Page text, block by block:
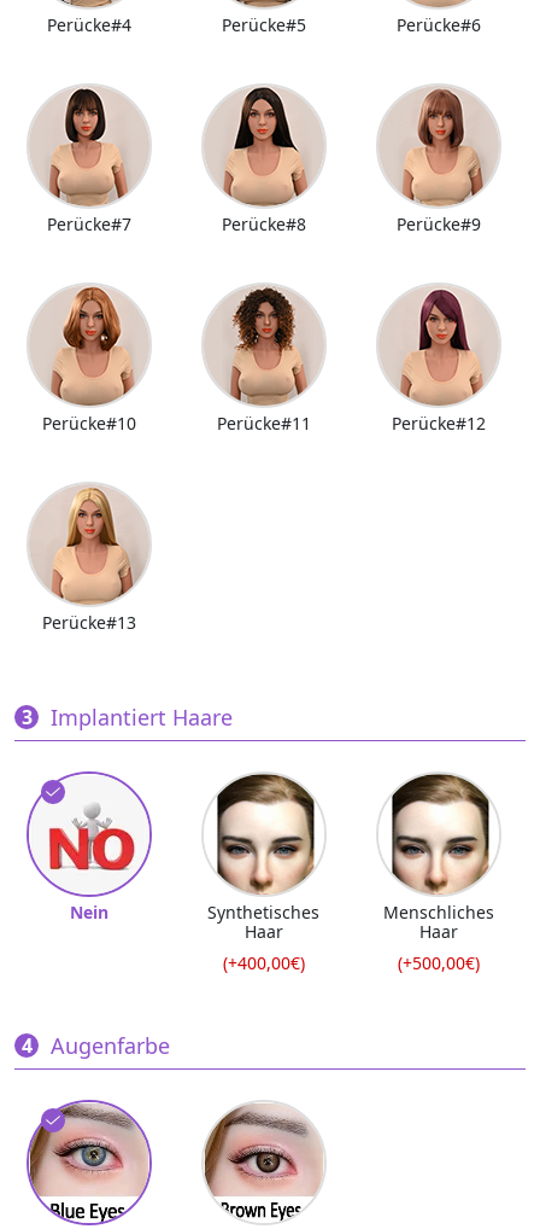
Perücke#4 Perücke#5 Perücke#6
Perücke#7 Perücke#8 Perücke#9
Perücke#10 Perücke#11 Perücke#12
Perücke#13
Implantiert Haare
Nein
Synthetisches
Haar
(+400,00€)
Menschliches
Haar
(+500,00€)
Augenfarbe